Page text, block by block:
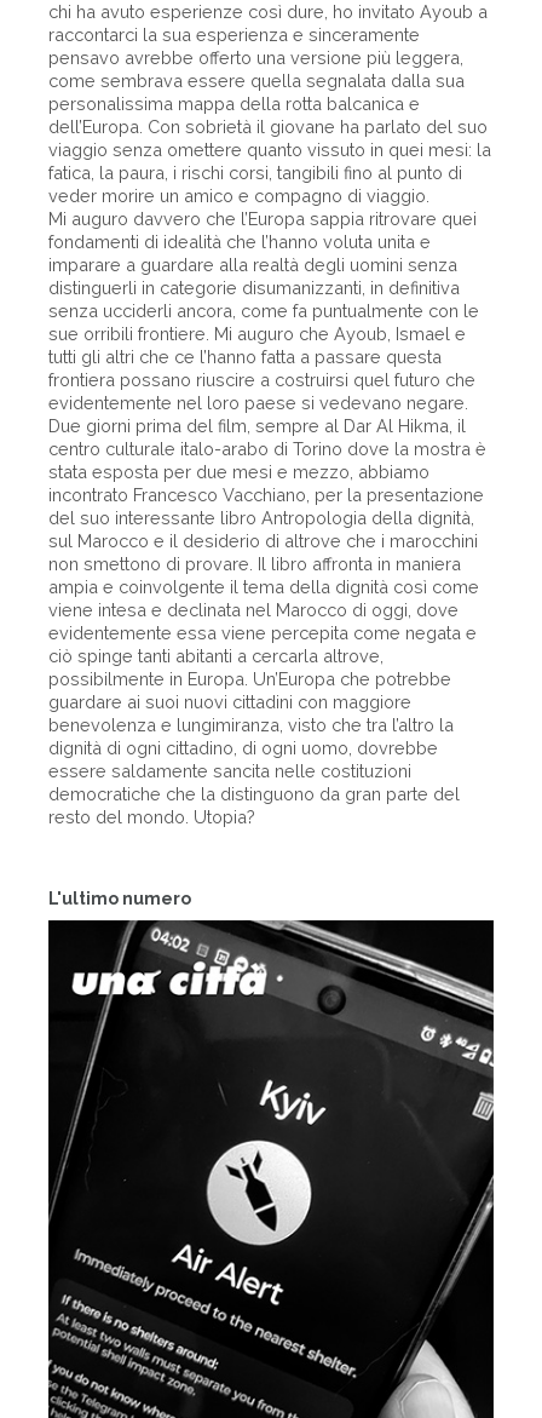
L'ultimo numero
chi ha avuto esperienze così dure, ho invitato Ayoub a
raccontarci la sua esperienza e sinceramente
pensavo avrebbe offerto una versione più leggera,
come sembrava essere quella segnalata dalla sua
personalissima mappa della rotta balcanica e
dell’Europa. Con sobrietà il giovane ha parlato del suo
viaggio senza omettere quanto vissuto in quei mesi: la
fatica, la paura, i rischi corsi, tangibili fino al punto di
veder morire un amico e compagno di viaggio.
Mi auguro davvero che l’Europa sappia ritrovare quei
fondamenti di idealità che l’hanno voluta unita e
imparare a guardare alla realtà degli uomini senza
distinguerli in categorie disumanizzanti, in definitiva
senza ucciderli ancora, come fa puntualmente con le
sue orribili frontiere. Mi auguro che Ayoub, Ismael e
tutti gli altri che ce l’hanno fatta a passare questa
frontiera possano riuscire a costruirsi quel futuro che
evidentemente nel loro paese si vedevano negare.
Due giorni prima del film, sempre al Dar Al Hikma, il
centro culturale italo-arabo di Torino dove la mostra è
stata esposta per due mesi e mezzo, abbiamo
incontrato Francesco Vacchiano, per la presentazione
del suo interessante libro Antropologia della dignità,
sul Marocco e il desiderio di altrove che i marocchini
non smettono di provare. Il libro affronta in maniera
ampia e coinvolgente il tema della dignità così come
viene intesa e declinata nel Marocco di oggi, dove
evidentemente essa viene percepita come negata e
ciò spinge tanti abitanti a cercarla altrove,
possibilmente in Europa. Un’Europa che potrebbe
guardare ai suoi nuovi cittadini con maggiore
benevolenza e lungimiranza, visto che tra l’altro la
dignità di ogni cittadino, di ogni uomo, dovrebbe
essere saldamente sancita nelle costituzioni
democratiche che la distinguono da gran parte del
resto del mondo. Utopia?